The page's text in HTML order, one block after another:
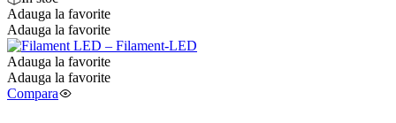
Adauga la favorite
Adauga la favorite
Adauga la favorite
Adauga la favorite
Compara